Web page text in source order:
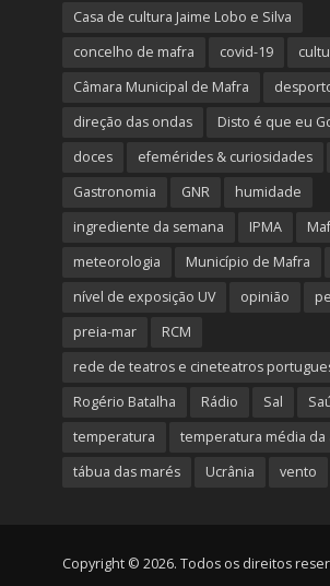
Casa de cultura Jaime Lobo e Silva
concelho de mafra
covid-19
Câmara Municipal de Mafra
direção das ondas
Disto é que eu
doces
efemérides & curiosidades
Gastronomia
GNR
humidade
ingrediente da semana
IPMA
meteorologia
Município de Mafra
nível de exposição UV
opinião
preia-mar
RCM
rede de teatros e cineteatros
Rogério Batalha
Rádio Sal
temperatura
temperatura média da
tábua das marés
Ucrânia vento
Copyright © 2026. Todos os direitos